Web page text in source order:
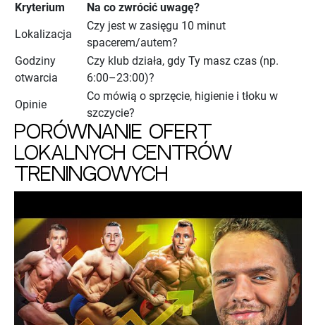
Kryterium
Na co zwrócić uwagę?
Lokalizacja
Czy jest w zasięgu 10 minut
spacerem/autem?
Godziny
otwarcia
Czy klub działa, gdy Ty masz czas (np.
6:00–23:00)?
Opinie
Co mówią o sprzęcie, higienie i tłoku w
szczycie?
Porównanie ofert
lokalnych centrów
treningowych